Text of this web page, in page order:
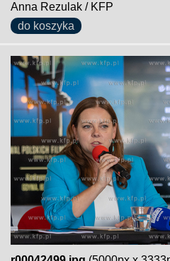
Anna Rezulak / KFP
do koszyka